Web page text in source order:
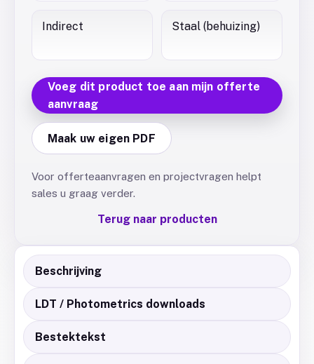
Indirect Staal (behuizing)
Voeg dit product toe aan mijn offerte
aanvraag
Maak uw eigen PDF
Voor offerteaanvragen en projectvragen helpt
sales u graag verder.
Terug naar producten
Beschrijving
LDT / Photometrics downloads
Bestektekst